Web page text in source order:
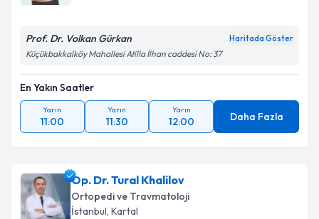
Kişisel verilerimin işlenmesine ilişkin
Aydınlatma
Metni'ni okudum ve kişisel verilerimin belirtilen
Takvim Talebini Gönder
Prof. Dr. Volkan Gürkan Haritada Göster
Küçükbakkalköy Mahallesi Atilla İlhan caddesi No: 37
En Yakın Saatler
Yarın
11:00
Yarın
11:30
Yarın
12:00 Daha Fazla
Op. Dr. Tural Khalilov
Ortopedi ve Travmatoloji
İstanbul, Kartal